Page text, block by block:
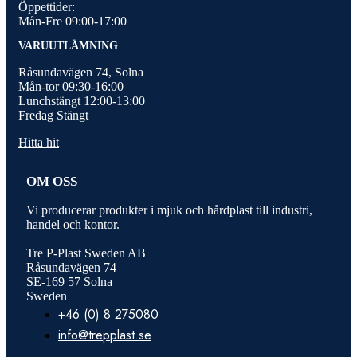
Öppettider:
Mån-Fre 09:00-17:00
VARUUTLÄMNING
Råsundavägen 74, Solna
Mån-tor 09:30-16:00
Lunchstängt 12:00-13:00
Fredag Stängt
Hitta hit
OM OSS
Vi producerar produkter i mjuk och hårdplast till industri,
handel och kontor.
Tre P-Plast Sweden AB
Råsundavägen 74
SE-169 57 Solna
Sweden
+46 (0) 8 275080
info@trepplast.se